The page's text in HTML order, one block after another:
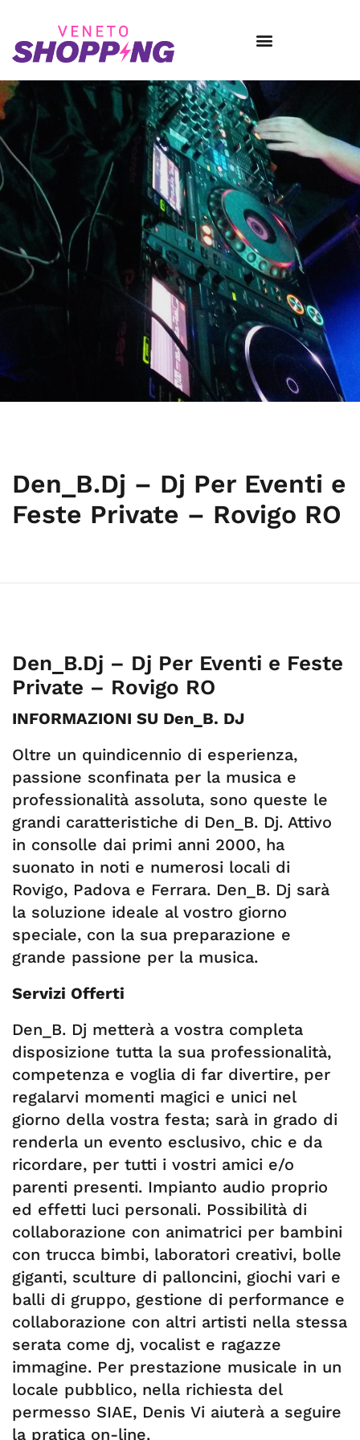
Den_B.Dj – Dj Per Eventi e
Feste Private – Rovigo RO
Den_B.Dj – Dj Per Eventi e Feste
Private – Rovigo RO
INFORMAZIONI SU Den_B. DJ
Oltre un quindicennio di esperienza,
passione sconfinata per la musica e
professionalità assoluta, sono queste le
grandi caratteristiche di Den_B. Dj. Attivo
in consolle dai primi anni 2000, ha
suonato in noti e numerosi locali di
Rovigo, Padova e Ferrara. Den_B. Dj sarà
la soluzione ideale al vostro giorno
speciale, con la sua preparazione e
grande passione per la musica.
Servizi Offerti
Den_B. Dj metterà a vostra completa
disposizione tutta la sua professionalità,
competenza e voglia di far divertire, per
regalarvi momenti magici e unici nel
giorno della vostra festa; sarà in grado di
renderla un evento esclusivo, chic e da
ricordare, per tutti i vostri amici e/o
parenti presenti. Impianto audio proprio
ed effetti luci personali. Possibilità di
collaborazione con animatrici per bambini
con trucca bimbi, laboratori creativi, bolle
giganti, sculture di palloncini, giochi vari e
balli di gruppo, gestione di performance e
collaborazione con altri artisti nella stessa
serata come dj, vocalist e ragazze
immagine. Per prestazione musicale in un
locale pubblico, nella richiesta del
permesso SIAE, Denis Vi aiuterà a seguire
la pratica on-line.